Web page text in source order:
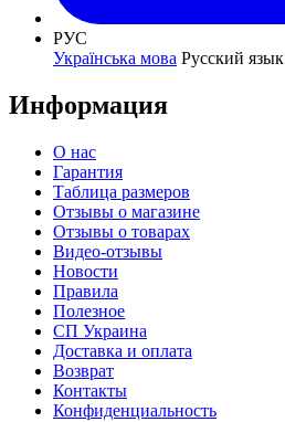
РУС
Українська мова Русский язык
Информация
О нас
Гарантия
Таблица размеров
Отзывы о магазине
Отзывы о товарах
Видео-отзывы
Новости
Правила
Полезное
СП Украина
Доставка и оплата
Возврат
Контакты
Конфиденциальность